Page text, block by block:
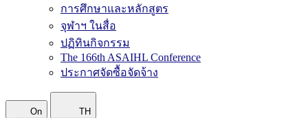
การศึกษาและหลักสูตร
จุฬาฯ ในสื่อ
ปฏิทินกิจกรรม
The 166th ASAIHL Conference
ประกาศจัดซื้อจัดจ้าง
On TH